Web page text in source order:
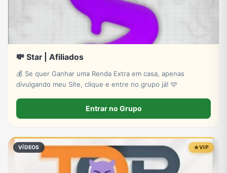
💸 Star | Afiliados
💰 Se quer Ganhar uma Renda Extra em casa, apenas
divulgando meu Site, clique e entre no grupo já! 🩵
Entrar no Grupo
VÍDEOS VIP